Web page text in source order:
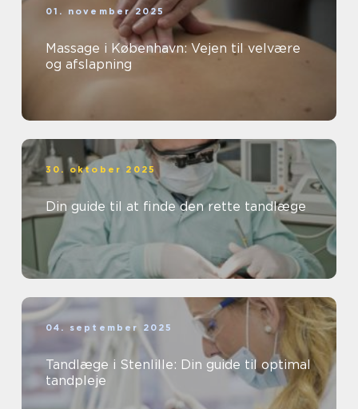
01. november 2025
Massage i København: Vejen til velvære
og afslapning
30. oktober 2025
Din guide til at finde den rette tandlæge
04. september 2025
Tandlæge i Stenlille: Din guide til optimal
tandpleje